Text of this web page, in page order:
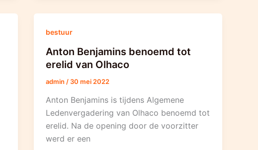
bestuur
Anton Benjamins benoemd tot
erelid van Olhaco
admin / 30 mei 2022
Anton Benjamins is tijdens Algemene
Ledenvergadering van Olhaco benoemd tot
erelid. Na de opening door de voorzitter
werd er een